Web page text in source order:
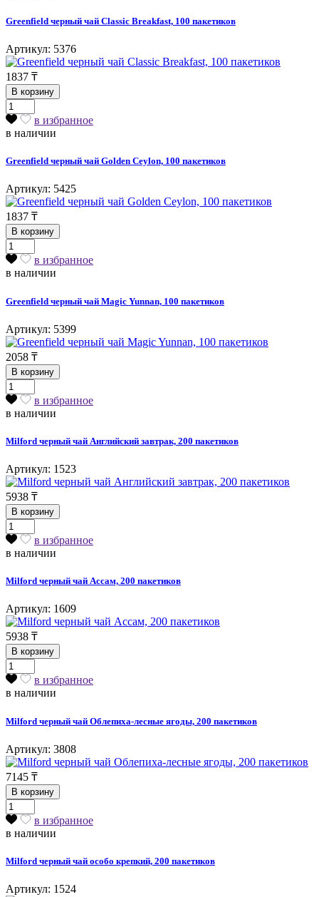
Greenfield черный чай Classic Breakfast, 100 пакетиков
Артикул: 5376
1837 ₸
В корзину
в избранное
в наличии
Greenfield черный чай Golden Ceylon, 100 пакетиков
Артикул: 5425
1837 ₸
В корзину
в избранное
в наличии
Greenfield черный чай Magic Yunnan, 100 пакетиков
Артикул: 5399
2058 ₸
В корзину
в избранное
в наличии
Milford черный чай Английский завтрак, 200 пакетиков
Артикул: 1523
5938 ₸
В корзину
в избранное
в наличии
Milford черный чай Ассам, 200 пакетиков
Артикул: 1609
5938 ₸
В корзину
в избранное
в наличии
Milford черный чай Облепиха-лесные ягоды, 200 пакетиков
Артикул: 3808
7145 ₸
В корзину
в избранное
в наличии
Milford черный чай особо крепкий, 200 пакетиков
Артикул: 1524